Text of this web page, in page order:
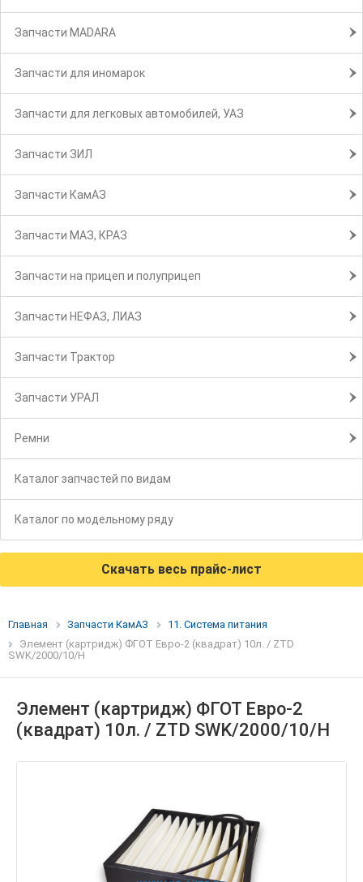
Запчасти MADARA
Запчасти для иномарок
Запчасти для легковых автомобилей, УАЗ
Запчасти ЗИЛ
Запчасти КамАЗ
Запчасти МАЗ, КРАЗ
Запчасти на прицеп и полуприцеп
Запчасти НЕФАЗ, ЛИАЗ
Запчасти Трактор
Запчасти УРАЛ
Ремни
Каталог запчастей по видам
Каталог по модельному ряду
Скачать весь прайс-лист
Главная Запчасти КамАЗ
11. Система питания
Элемент (картридж) ФГОТ Евро-2 (квадрат) 10л. / ZTD
SWK/2000/10/H
Элемент (картридж) ФГОТ Евро-2
(квадрат) 10л. / ZTD SWK/2000/10/H